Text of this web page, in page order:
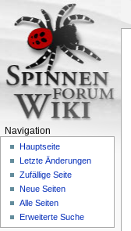
Navigation
Hauptseite
Letzte Änderungen
Zufällige Seite
Neue Seiten
Alle Seiten
Erweiterte Suche